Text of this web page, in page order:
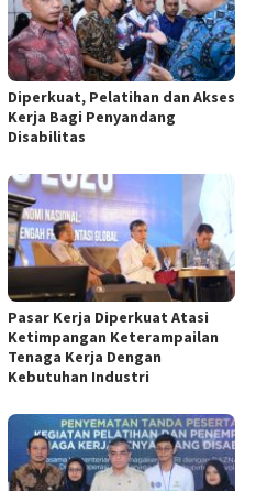
Diperkuat, Pelatihan dan Akses
Kerja Bagi Penyandang
Disabilitas
Pasar Kerja Diperkuat Atasi
Ketimpangan Keterampailan
Tenaga Kerja Dengan
Kebutuhan Industri